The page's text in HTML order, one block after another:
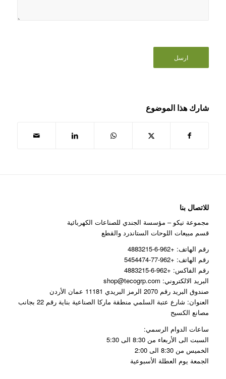
شارك هذا الموضوع
للاتصال بنا
مجموعة تيكو – مؤسسة الجندي للصناعات الكهربائية
قسم مبيعات اللوحات الستاندرد والقطع
رقم الهاتف: +962-6-4883215
رقم الهاتف: +962-77-5454474
رقم الفاكس: +962-6-4883215
البريد الالكتروني: shop@tecogrp.com
صندوق البريد رقم 2070 الرمز البريدي 11181 عمان الأردن
العنوان: شارع عتبة السلمي منطقة ماركا الصناعية بناية رقم 22 بجانب
مصانع الكسيح
ساعات الدوام الرسمي:
السبت الى الأربعاء من 8:30 الى 5:30
الخميس من 8:30 الى 2:00
الجمعة يوم العطلة الأسبوعية